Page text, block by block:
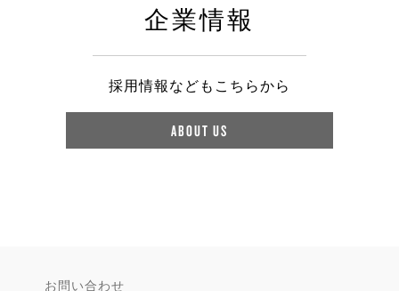
企業情報
採用情報などもこちらから
ABOUT US
お問い合わせ